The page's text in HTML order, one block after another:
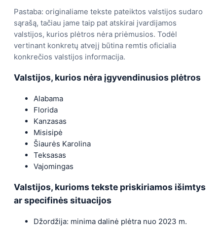
Pastaba: originaliame tekste pateiktos valstijos sudaro
sąrašą, tačiau jame taip pat atskirai įvardijamos
valstijos, kurios plėtros nėra priėmusios. Todėl
vertinant konkretų atvejį būtina remtis oficialia
konkrečios valstijos informacija.
Valstijos, kurios nėra įgyvendinusios plėtros
Alabama
Florida
Kanzasas
Misisipė
Šiaurės Karolina
Teksasas
Vajomingas
Valstijos, kurioms tekste priskiriamos išimtys
ar specifinės situacijos
Džordžija: minima dalinė plėtra nuo 2023 m.